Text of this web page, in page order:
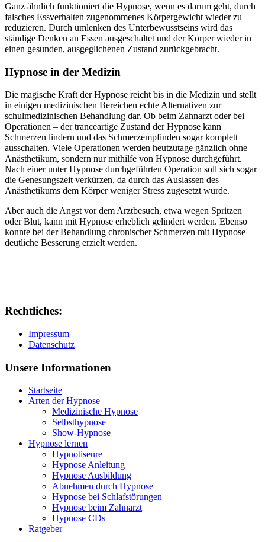
Ganz ähnlich funktioniert die Hypnose, wenn es darum geht, durch
falsches Essverhalten zugenommenes Körpergewicht wieder zu
reduzieren. Durch umlenken des Unterbewusstseins wird das
ständige Denken an Essen ausgeschaltet und der Körper wieder in
einen gesunden, ausgeglichenen Zustand zurückgebracht.
Hypnose in der Medizin
Die magische Kraft der Hypnose reicht bis in die Medizin und stellt
in einigen medizinischen Bereichen echte Alternativen zur
schulmedizinischen Behandlung dar. Ob beim Zahnarzt oder bei
Operationen – der tranceartige Zustand der Hypnose kann
Schmerzen lindern und das Schmerzempfinden sogar komplett
ausschalten. Viele Operationen werden heutzutage gänzlich ohne
Anästhetikum, sondern nur mithilfe von Hypnose durchgeführt.
Nach einer unter Hypnose durchgeführten Operation soll sich sogar
die Genesungszeit verkürzen, da durch das Auslassen des
Anästhetikums dem Körper weniger Stress zugesetzt wurde.
Aber auch die Angst vor dem Arztbesuch, etwa wegen Spritzen
oder Blut, kann mit Hypnose erheblich gelindert werden. Ebenso
konnte bei der Behandlung chronischer Schmerzen mit Hypnose
deutliche Besserung erzielt werden.
Rechtliches:
Impressum
Datenschutz
Unsere Informationen
Startseite
Arten der Hypnose
Medizinische Hypnose
Selbsthypnose
Show-Hypnose
Hypnose lernen
Hypnotiseure
Hypnose Anleitung
Hypnose Ausbildung
Abnehmen durch Hypnose
Hypnose bei Schlafstörungen
Hypnose beim Zahnarzt
Hypnose CDs
Ratgeber